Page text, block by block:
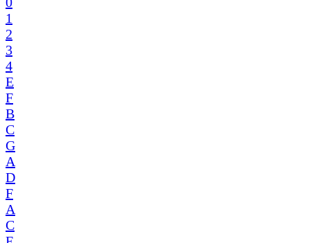
1
2
3
4
E
F
B
C
G
A
D
F
A
C